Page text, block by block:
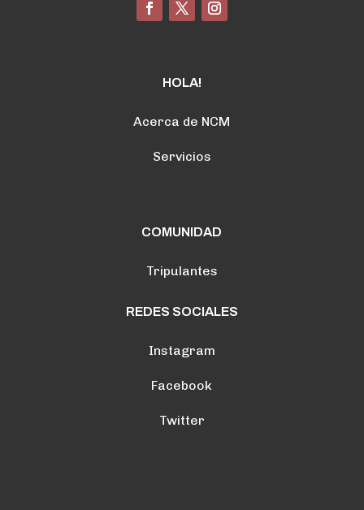
HOLA!
Acerca de NCM
Servicios
COMUNIDAD
Tripulantes
REDES SOCIALES
Instagram
Facebook
Twitter